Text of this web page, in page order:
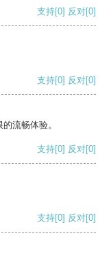
支持[0] 反对[0]
支持[0] 反对[0]
流畅体验。
支持[0] 反对[0]
支持[0] 反对[0]